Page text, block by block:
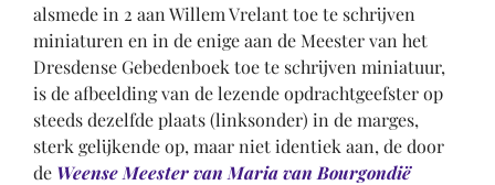
alsmede in 2 aan Willem Vrelant toe te schrijven
miniaturen en in de enige aan de Meester van het
Dresdense Gebedenboek toe te schrijven miniatuur,
is de afbeelding van de lezende opdrachtgeefster op
steeds dezelfde plaats (linksonder) in de marges,
sterk gelijkende op, maar niet identiek aan, de door
de Weense Meester van Maria van Bourgondië